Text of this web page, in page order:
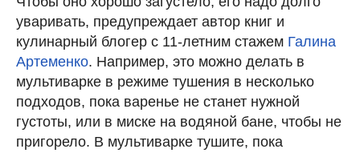
уваривать, предупреждает автор книг и
кулинарный блогер с 11-летним стажем Галина
Артеменко. Например, это можно делать в
мультиварке в режиме тушения в несколько
подходов, пока варенье не станет нужной
густоты, или в миске на водяной бане, чтобы не
пригорело. В мультиварке тушите, пока